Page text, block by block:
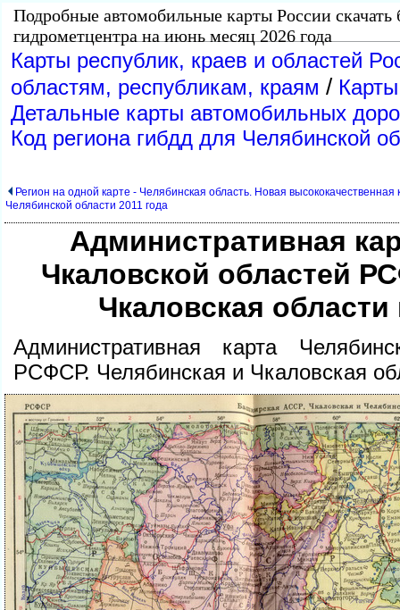
Подробные автомобильные карты России скачать
идрометцентра на июнь месяц 2026 года
Карты республик, краев и областей
областям, республикам, краям /
Детальные карты автомобильных
Код региона гибдд для Челябинской
Регион на одной карте - Челябинская область. Новая
Челябинской области 2011 года
Административная
Чкаловской областей
Чкаловская
Административная карта
РСФСР. Челябинская и Чкаловская